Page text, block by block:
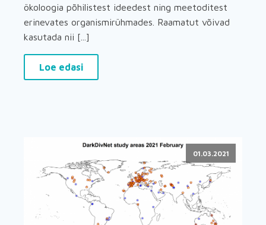
ökoloogia põhilistest ideedest ning meetoditest
erinevates organismirühmades. Raamatut võivad
kasutada nii [...]
Loe edasi
01.03.2021